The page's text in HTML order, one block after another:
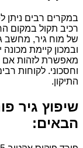
במקרים רבים ניתן
רכיב תקול במקום
ובמכון קיימת
מאפשרת לזהות אם
וחסכוני. לקוחות
התיקון.
שיפוץ גיר
הבאים: